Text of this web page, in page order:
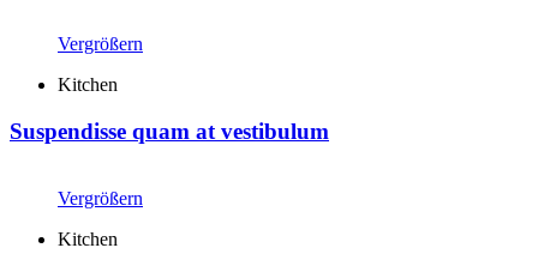
Vergrößern
Kitchen
Suspendisse quam at vestibulum
Vergrößern
Kitchen